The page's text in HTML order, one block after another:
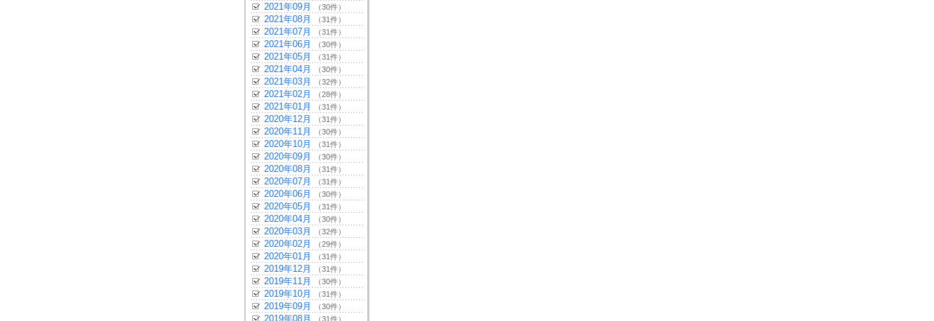
2021年09月 （30件）
2021年08月 （31件）
2021年07月 （31件）
2021年06月 （30件）
2021年05月 （31件）
2021年04月 （30件）
2021年03月 （32件）
2021年02月 （28件）
2021年01月 （31件）
2020年12月 （31件）
2020年11月 （30件）
2020年10月 （31件）
2020年09月 （30件）
2020年08月 （31件）
2020年07月 （31件）
2020年06月 （30件）
2020年05月 （31件）
2020年04月 （30件）
2020年03月 （32件）
2020年02月 （29件）
2020年01月 （31件）
2019年12月 （31件）
2019年11月 （30件）
2019年10月 （31件）
2019年09月 （30件）
2019年08月 （31件）